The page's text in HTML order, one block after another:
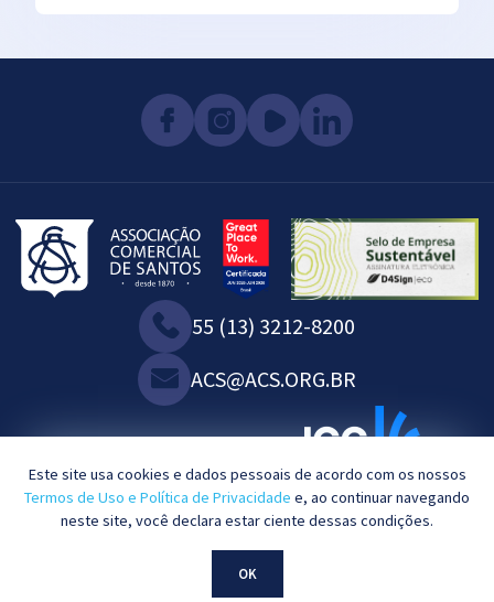
Este site usa cookies e dados pessoais de acordo com os nossos
Termos de Uso e Política de Privacidade e, ao continuar navegando
neste site, você declara estar ciente dessas condições.
OK
55 (13) 3212-8200
ACS@ACS.ORG.BR
2023©. All rights reserved.
Powered byKBRTEC